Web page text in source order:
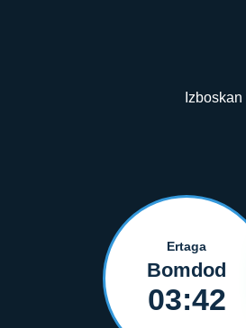
Ertaga
Bomdod
03:42